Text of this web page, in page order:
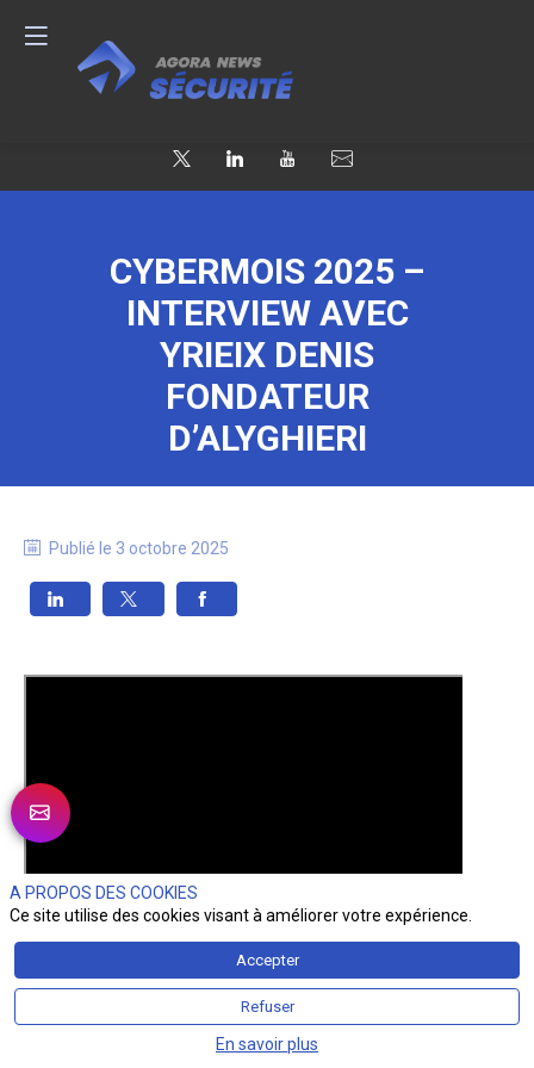
CYBERMOIS 2025 –
INTERVIEW AVEC
YRIEIX DENIS
FONDATEUR
D’ALYGHIERI
Publié le 3 octobre 2025
A PROPOS DES COOKIES
Ce site utilise des cookies visant à améliorer votre expérience.
Accepter
Refuser
En savoir plus